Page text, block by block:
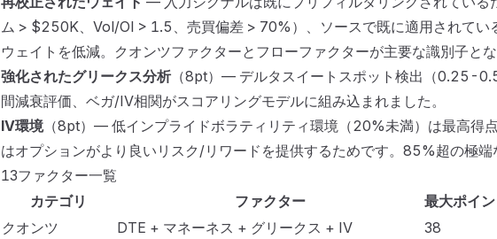
ム > $250K、Vol/OI > 1.5、売買偏差 > 70%）、ソースで既に適用されてい
ウェイトを低減。クオンツファクターとフローファクターが主要な識別子とな
強化されたグリークス分析（8pt）— デルタスイートスポット検出（0.25-
間減衰評価、ベガ/IV相関がスコアリングモデルに組み込まれました。
IV環境（8pt）— 低インプライドボラティリティ環境（20%未満）は最高得
はオプションがより良いリスク/リワードを提供するためです。85%超の極端
13ファクター一覧
カテゴリ
ファクター
最大ポイン
クオンツ
DTE + マネーネス + グリークス + IV
38